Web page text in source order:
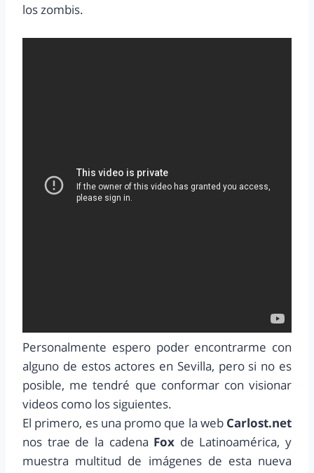
los zombis.
Personalmente espero poder encontrarme con
alguno de estos actores en Sevilla, pero si no es
posible, me tendré que conformar con visionar
videos como los siguientes.
El primero, es una promo que la web Carlost.net
nos trae de la cadena Fox de Latinoamérica, y
muestra multitud de imágenes de esta nueva